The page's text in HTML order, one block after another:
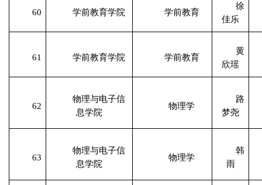
60 学前教育学院 学前教育
徐
佳乐
61 学前教育学院 学前教育
黄
欣瑶
62
物理与电子信
息学院
物理学
路
梦尧
63
物理与电子信
息学院
物理学
韩
雨